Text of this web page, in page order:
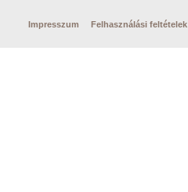
Impresszum Felhasználási feltételek